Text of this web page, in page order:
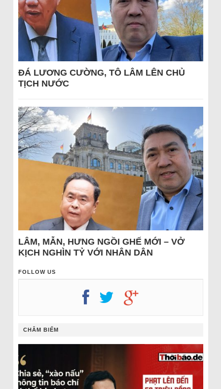
ĐÁ LƯƠNG CƯỜNG, TÔ LÂM LÊN CHỦ
TỊCH NƯỚC
LÂM, MẪN, HƯNG NGỒI GHẾ MỚI – VỞ
KỊCH NGHÌN TỶ VỚI NHÂN DÂN
FOLLOW US
CHÂM BIẾM